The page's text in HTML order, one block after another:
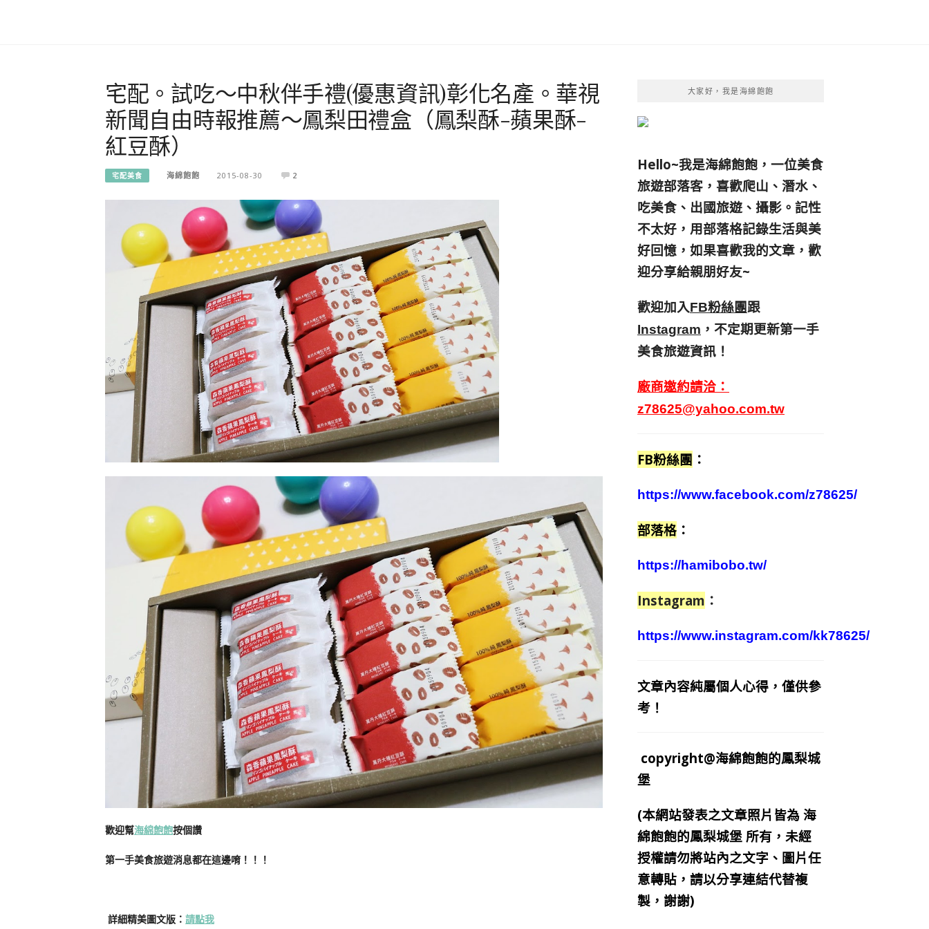
宅配。試吃～中秋伴手禮(優惠資訊)彰化名產。華視
新聞自由時報推薦～鳳梨田禮盒（鳳梨酥-蘋果酥-
紅豆酥）
宅配美食 海綿飽飽 2015-08-30 2
歡迎幫海綿飽飽按個讚
第一手美食旅遊消息都在這邊唷！！！
詳細精美圖文版： 請點我
大家好，我是海綿飽飽
Hello~我是海綿飽飽，一位美食
旅遊部落客， 喜歡爬山、潛水、
吃美食、出國旅遊、攝影。 記性
不太好，用部落格記錄生活與美
好回憶， 如果喜歡我的文章，歡
迎分享給親朋好友~
歡迎加入FB粉絲團跟
Instagram ，不定期更新第一手
美食旅遊資訊！
廠商邀約請洽：
z78625@yahoo.com.tw
FB粉絲團 ：
https://www.facebook.com/z78625/
部落格 ：
https://hamibobo.tw/
Instagram ：
https://www.instagram.com/kk78625/
文章內容純屬個人心得，僅供參
考！
copyright@海綿飽飽的鳳梨城
堡
(本網站發表之文章照片皆為 海
綿飽飽的鳳梨城堡 所有，未經
授權請勿將站內之文字、圖片任
意轉貼，請以分享連結代替複
製，謝謝)